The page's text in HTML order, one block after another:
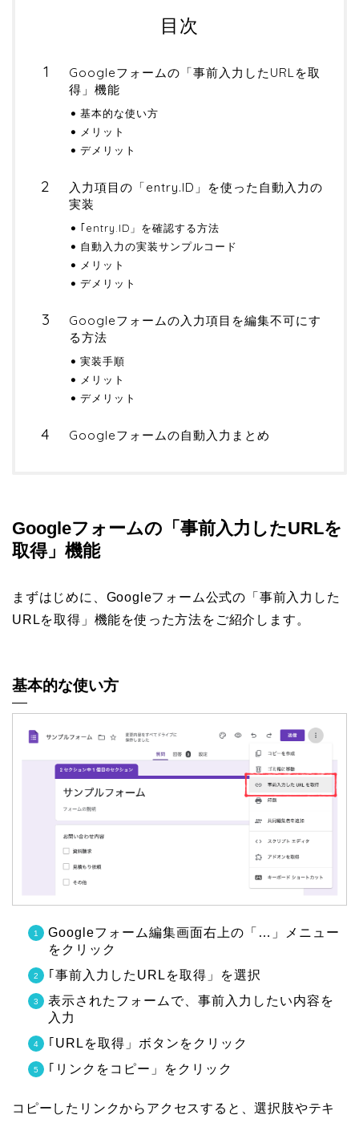
目次
Googleフォームの「事前入力したURLを取
得」機能
基本的な使い方
メリット
デメリット
入力項目の「entry.ID」を使った自動入力の
実装
｢entry.ID」を確認する方法
自動入力の実装サンプルコード
メリット
デメリット
Googleフォームの入力項目を編集不可にす
る方法
実装手順
メリット
デメリット
Googleフォームの自動入力まとめ
Googleフォームの「事前入力したURLを
取得」機能
まずはじめに、Googleフォーム公式の「事前入力した
URLを取得」機能を使った方法をご紹介します。
基本的な使い方
Googleフォーム編集画面右上の「…」メニュー
をクリック
｢事前入力したURLを取得」を選択
表示されたフォームで、事前入力したい内容を
入力
｢URLを取得」ボタンをクリック
｢リンクをコピー」をクリック
コピーしたリンクからアクセスすると、選択肢やテキ